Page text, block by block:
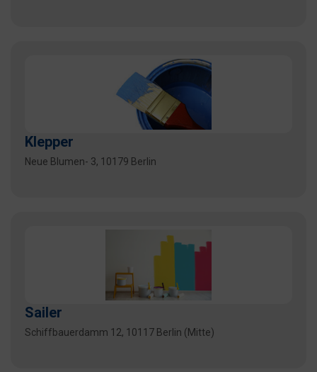
Klepper
Neue Blumen- 3, 10179 Berlin
Sailer
Schiffbauerdamm 12, 10117 Berlin (Mitte)